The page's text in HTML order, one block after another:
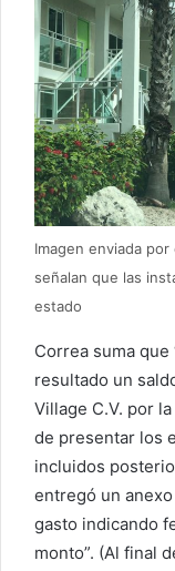
Imagen enviada
señalan que las
estado
Correa suma
resultado un
Village C.V. por
de presentar los
incluidos
entregó un
gasto indicando
monto”. (Al final